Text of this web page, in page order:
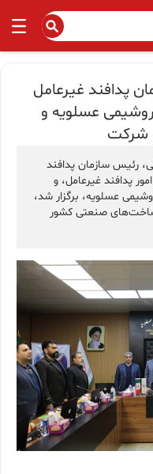
پدافند غیرعامل
عسلویه و
شرکت
رئیس سازمان پدافند
پدافند غیرعامل، و
عسلویه، برگزار شد،
صنعتی کشور